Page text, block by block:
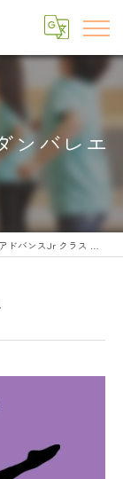
ンバレエ
アドバンスJr クラス モダンバレエ